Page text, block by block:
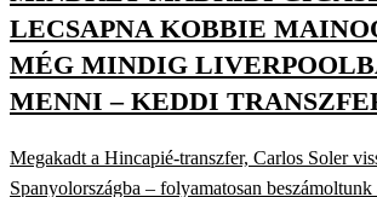
LECSAPNA KOBBIE
MÉG MINDIG
MENNI – KEDDI
Megakadt a Hincapié-transzfer, Carlos Soler
Spanyolországba – folyamatosan beszámoltunk